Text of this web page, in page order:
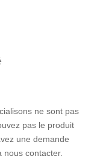
ne sont pas
pas le produit
une demande
nous contacter.